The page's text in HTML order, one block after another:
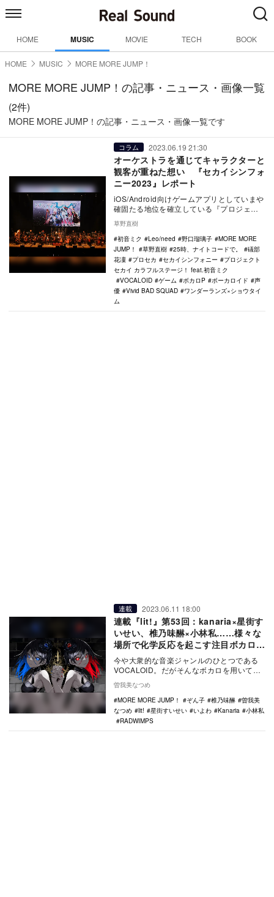
HOME MUSIC MOVIE TECH BOOK
HOME MUSIC MORE MORE JUMP！
MORE MORE JUMP！の記事・ニュース・画像一覧
(2件)
MORE MORE JUMP！の記事・ニュース・画像一覧です
コラム 2023.06.19 21:30
オーケストラを通じてキャラクターと
観客が重ねた想い 『セカイシンフォ
ニー2023』レポート
iOS/Android向けゲームアプリとしていまや
確固たる地位を確立している『プロジェク
草野直樹
初音ミク
Leo/need 野口瑠璃子
MORE MORE
JUMP！
草野直樹 25時、ナイトコードで。
礒部
花凜
プロセカ セカイシンフォニー
プロジェクト
セカイ カラフルステージ！ feat.初音ミク
VOCALOID
ゲーム ボカロP ボーカロイド
声
優
Vivid BAD SQUAD
ワンダーランズ×ショウタイ
ム
連載 2023.06.11 18:00
連載『lit!』第53回：kanaria×星街す
いせい、椎乃味醂×小林私……様々な
場所で化学反応を起こす注目ボカロP
コラボ
今や大衆的な音楽ジャンルのひとつである
VOCALOID。だがそんなボカロを用いて楽
曲を制作するVOCALOIDプロデューサー＝
ボ…
曽我美なつめ
MORE MORE JUMP！
ぞん子 椎乃味醂
曽我美
なつめ
lit! 星街すいせい いよわ Kanaria
小林私
RADWIMPS